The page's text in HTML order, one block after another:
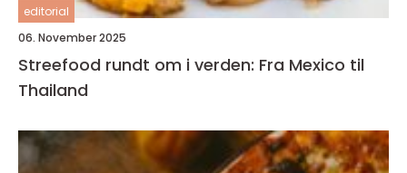
editorial
06. November 2025
Streefood rundt om i verden: Fra Mexico til
Thailand